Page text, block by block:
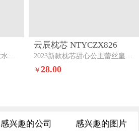
2022热款60支全棉A类儿童水洗枕30x50cm星际恐龙（不含包装）
云辰枕芯 NTYCZX826
2023新款枕芯甜心公主蕾丝皇冠羽丝绒枕枕头白色
￥ 28.00
感兴趣的公司 感兴趣的图片